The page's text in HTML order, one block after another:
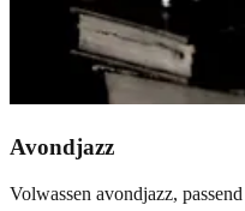
Avondjazz
Volwassen avondjazz,